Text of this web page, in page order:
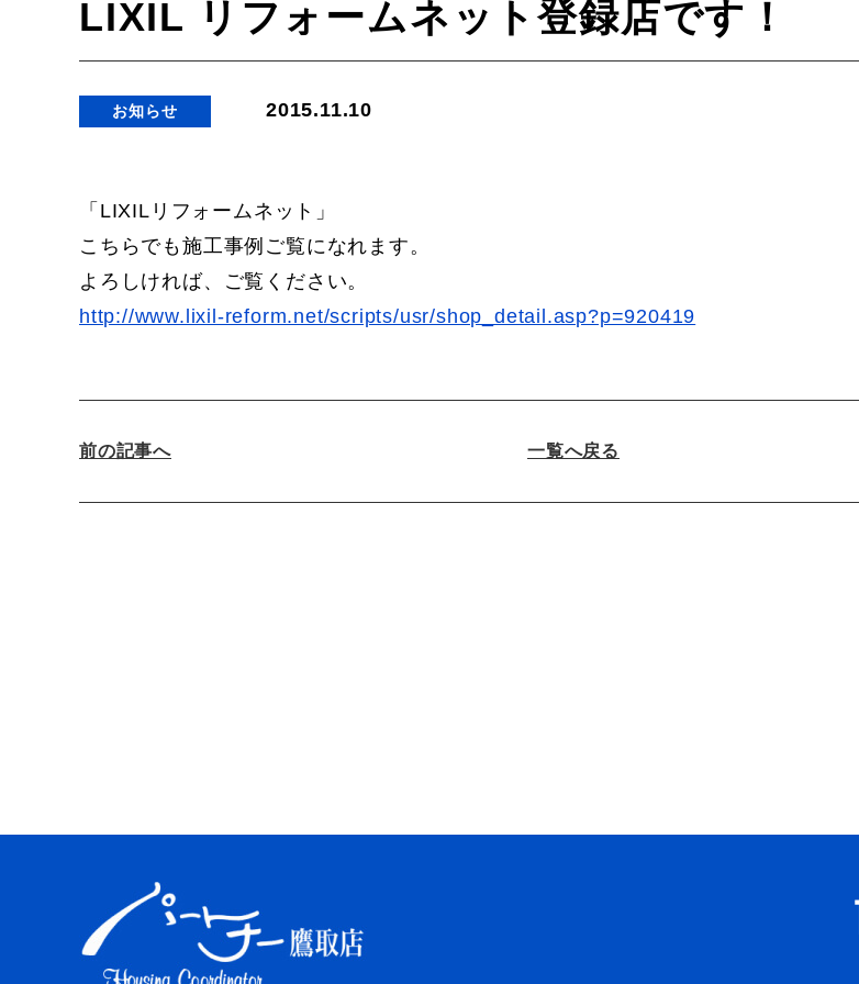
LIXIL リフォームネット登録店です！
お知らせ 2015.11.10
「LIXILリフォームネット」
こちらでも施工事例ご覧になれます。
よろしければ、ご覧ください。
http://www.lixil-reform.net/scripts/usr/shop_detail.asp?p=920419
前の記事へ 一覧へ戻る